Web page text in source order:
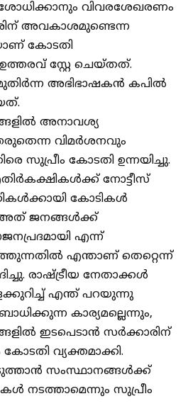
വിവരശേഖരണം
അവകാശമുണ്ടെന്ന
കോടതി
സ്റ്റേ ചെയ്തത്.
അഭിഭാഷകൻ കപിൽ
അനാവശ്യ
വിമർശനവും
സുപ്രീം കോടതി ഉന്നയിച്ചു.
നോട്ടീസ്
കോടികൾ
അത് ജനങ്ങൾക്ക്
എന്ന്
എന്താണ് തെറ്റെന്ന്
രാഷ്ട്രീയ നേതാക്കൾ
എന്ത് പറയുന്നു
കാര്യമല്ലെന്നും,
ഇടപെടാൻ സർക്കാരിന്
വ്യക്തമാക്കി.
സംസ്ഥാനങ്ങൾക്ക്
നടത്താമെന്നും സുപ്രീം